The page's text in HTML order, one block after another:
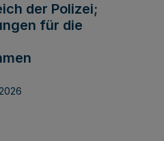
der Polizei;
für die